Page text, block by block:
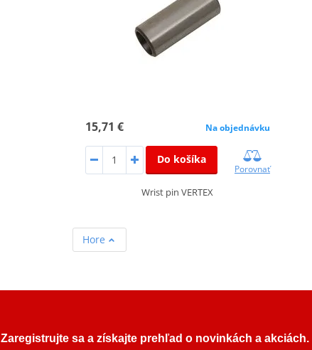
15,71 € Na objednávku
Do košíka
Porovnať
Wrist pin VERTEX
Hore
Zaregistrujte sa a získajte prehľad o novinkách a akciách.